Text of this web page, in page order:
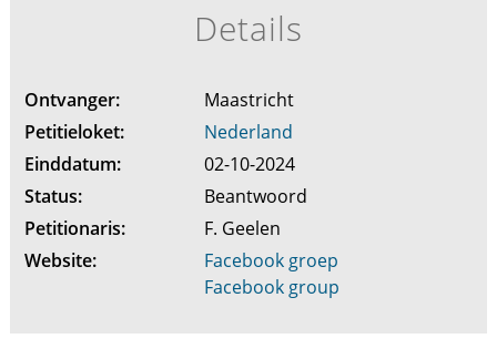
Details
Ontvanger:
Maastricht
Petitieloket:
Nederland
Einddatum:
02-10-2024
Status:
Beantwoord
Petitionaris:
F. Geelen
Website:
Facebook groep
Facebook group